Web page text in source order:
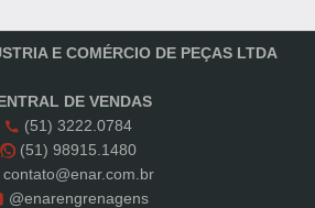
E COMÉRCIO DE PEÇAS LTDA
DE VENDAS
(51) 3222.0784
(51) 98915.1480
contato@enar.com.br
@enarengrenagens